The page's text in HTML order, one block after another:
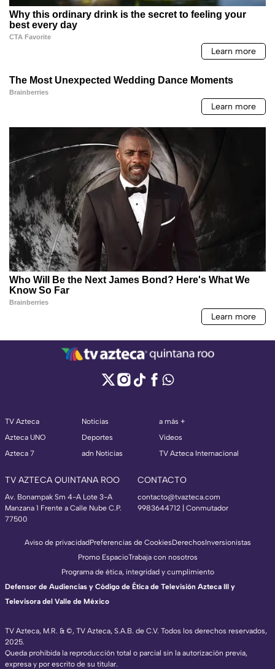
TV Azteca
Azteca UNO
Azteca 7
Noticias
Deportes
adn Noticias
a más +
Videos
TV Azteca Internacional
TV AZTECA QUINTANA ROO
Av. Bonampak Sm 4-A Lote 3-A
Manzana 1 Frente a Calle Nube C.P.
77500
CONTACTO
contacto@tvazteca.com
9983644712 | Conmutador
TV Azteca, M.R. & ©, TV Azteca, S.A.B. de C.V. Todos los derechos reservados,
2025.
Queda prohibida la reproducción total o parcial sin la autorización previa,
expresa y por escrito de su titular.
Aviso de privacidadPreferencias de CookiesDerechosInversionistas
Promo EspacioTrabaja con nosotros
Programa de ética, integridad y cumplimiento
Defensor de Audiencias y Código de Ética de Televisión Azteca III y
Televisora del Valle de México